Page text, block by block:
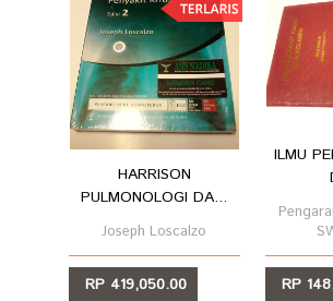
HARRISON
PULMONOLOGI DA...
Joseph Loscalzo
RP 419,050.00
ILMU
RP